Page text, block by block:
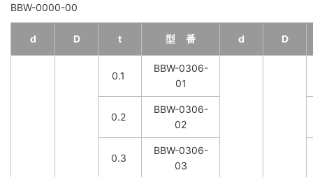
BBW-0000-00
d D t 型 番 d D
0.1
BBW-0306-
01
0.2
BBW-0306-
02
0.3
BBW-0306-
03